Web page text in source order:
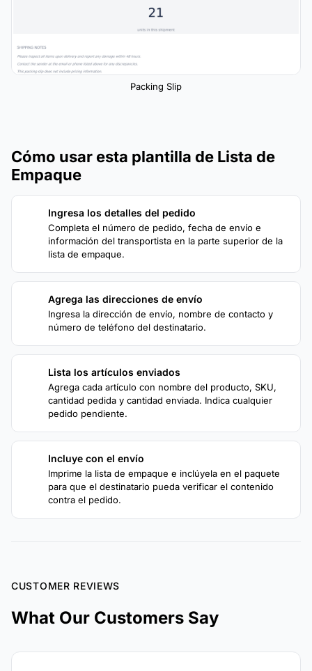
Packing Slip
Cómo usar esta plantilla de Lista de
Empaque
Ingresa los detalles del pedido
Completa el número de pedido, fecha de envío e
información del transportista en la parte superior de la
lista de empaque.
Agrega las direcciones de envío
Ingresa la dirección de envío, nombre de contacto y
número de teléfono del destinatario.
Lista los artículos enviados
Agrega cada artículo con nombre del producto, SKU,
cantidad pedida y cantidad enviada. Indica cualquier
pedido pendiente.
Incluye con el envío
Imprime la lista de empaque e inclúyela en el paquete
para que el destinatario pueda verificar el contenido
contra el pedido.
CUSTOMER REVIEWS
What Our Customers Say